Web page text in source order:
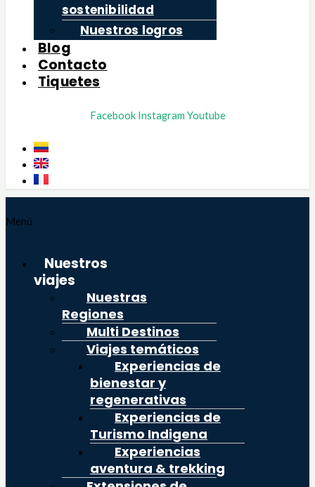
sostenibilidad
Nuestros logros
Blog
Contacto
Tiquetes
Facebook Instagram Youtube
Menú
Nuestros
viajes
Nuestras
Regiones
Multi Destinos
Viajes temáticos
Experiencias de
bienestar y
regenerativas
Experiencias de
Turismo Indigena
Experiencias
aventura & trekking